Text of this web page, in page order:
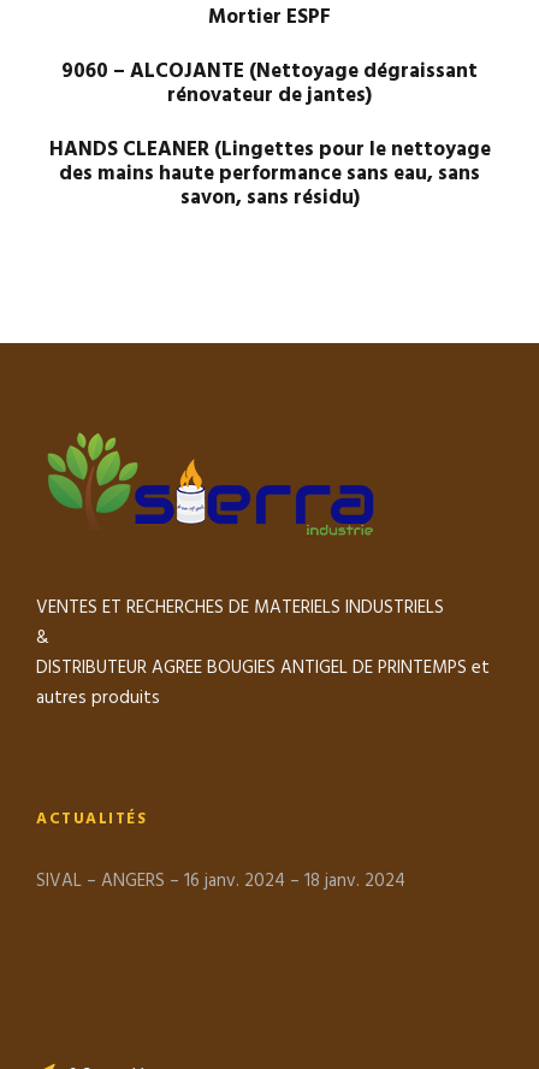
Mortier ESPF
9060 – ALCOJANTE (Nettoyage dégraissant
rénovateur de jantes)
HANDS CLEANER (Lingettes pour le nettoyage
des mains haute performance sans eau, sans
savon, sans résidu)
VENTES ET RECHERCHES DE MATERIELS INDUSTRIELS
&
DISTRIBUTEUR AGREE BOUGIES ANTIGEL DE PRINTEMPS et
autres produits
ACTUALITÉS
SIVAL – ANGERS – 16 janv. 2024 – 18 janv. 2024